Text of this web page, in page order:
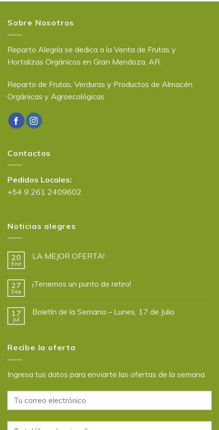
Sobre Nosotros
Reparto Alegría se dedica a la Venta de Frutas y
Hortalizas Orgánicos en Gran Mendoza, AR.
Reparto de Frutas, Verduras y Productos de Almacén
Orgánicas y Agroecológicas
Contactos
Pedidos Locales:
+54 9 261 2409602
Noticias alegres
20
Ene
LA MEJOR OFERTA!
27
Sep
¡Tenemos un punto de retiro!
17
Jul
Boletín de la Semana – Lunes, 17 de Julio
Recibe la oferta
Ingresa tus datos para enviarte las ofertas de la semana.